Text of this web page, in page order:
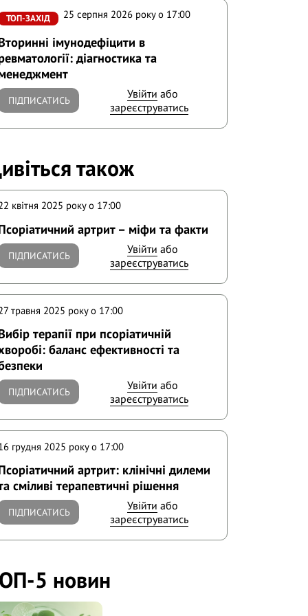
ТОП-ЗАХІД 25 серпня 2026 року o 17:00
імунодефіцити в
діагностика та
ПІДПИСАТИСЬ Увійти або
зареєструватись
також
квітня 2025 року o 17:00
артрит – міфи та факти
ПІДПИСАТИСЬ Увійти або
зареєструватись
травня 2025 року o 17:00
терапії при псоріатичній
баланс ефективності та
ПІДПИСАТИСЬ Увійти або
зареєструватись
грудня 2025 року o 17:00
артрит: клінічні дилеми
сміливі терапевтичні рішення
ПІДПИСАТИСЬ Увійти або
зареєструватись
5 новин